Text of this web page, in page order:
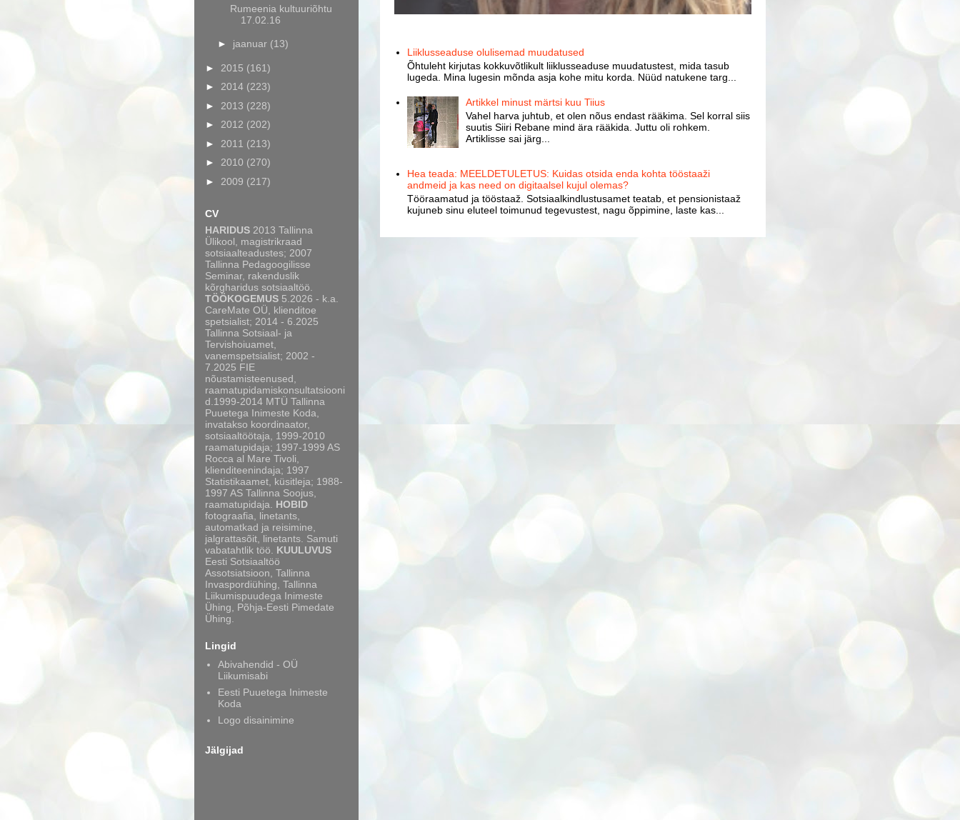
Liiklusseaduse olulisemad muudatused
Õhtuleht kirjutas kokkuvõtlikult liiklusseaduse muudatustest, mida tasub
lugeda. Mina lugesin mõnda asja kohe mitu korda. Nüüd natukene targ...
Artikkel minust märtsi kuu Tiius
Vahel harva juhtub, et olen nõus endast rääkima. Sel korral siis
suutis Siiri Rebane mind ära rääkida. Juttu oli rohkem.
Artiklisse sai järg...
Hea teada: MEELDETULETUS: Kuidas otsida enda kohta tööstaaži
andmeid ja kas need on digitaalsel kujul olemas?
Tööraamatud ja tööstaaž. Sotsiaalkindlustusamet teatab, et pensionistaaž
kujuneb sinu eluteel toimunud tegevustest, nagu õppimine, laste kas...
Rumeenia kultuuriõhtu
17.02.16
► jaanuar (13)
► 2015 (161)
► 2014 (223)
► 2013 (228)
► 2012 (202)
► 2011 (213)
► 2010 (270)
► 2009 (217)
CV
HARIDUS 2013 Tallinna
Ülikool, magistrikraad
sotsiaalteadustes; 2007
Tallinna Pedagoogilisse
Seminar, rakenduslik
kõrgharidus sotsiaaltöö.
TÖÖKOGEMUS 5.2026 - k.a.
CareMate OÜ, klienditoe
spetsialist; 2014 - 6.2025
Tallinna Sotsiaal- ja
Tervishoiuamet,
vanemspetsialist; 2002 -
7.2025 FIE
nõustamisteenused,
raamatupidamiskonsultatsiooni
d.1999-2014 MTÜ Tallinna
Puuetega Inimeste Koda,
invatakso koordinaator,
sotsiaaltöötaja, 1999-2010
raamatupidaja; 1997-1999 AS
Rocca al Mare Tivoli,
klienditeenindaja; 1997
Statistikaamet, küsitleja; 1988-
1997 AS Tallinna Soojus,
raamatupidaja. HOBID
fotograafia, linetants,
automatkad ja reisimine,
jalgrattasõit, linetants. Samuti
vabatahtlik töö. KUULUVUS
Eesti Sotsiaaltöö
Assotsiatsioon, Tallinna
Invaspordiühing, Tallinna
Liikumispuudega Inimeste
Ühing, Põhja-Eesti Pimedate
Ühing.
Lingid
Abivahendid - OÜ
Liikumisabi
Eesti Puuetega Inimeste
Koda
Logo disainimine
Jälgijad